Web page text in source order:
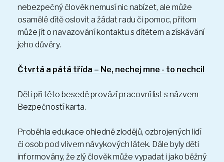
nebezpečný člověk nemusí nic nabízet, ale může
osamělé dítě oslovit a žádat radu či pomoc, přitom
může jít o navazování kontaktu s dítětem a získávání
jeho důvěry.
Čtvrtá a pátá třída – Ne, nechej mne - to nechci!
Děti při této besedě provází pracovní list s názvem
Bezpečností karta.
Proběhla edukace ohledně zlodějů, ozbrojených lidí
či osob pod vlivem návykových látek. Dále byly děti
informovány, že zlý člověk může vypadat i jako běžný